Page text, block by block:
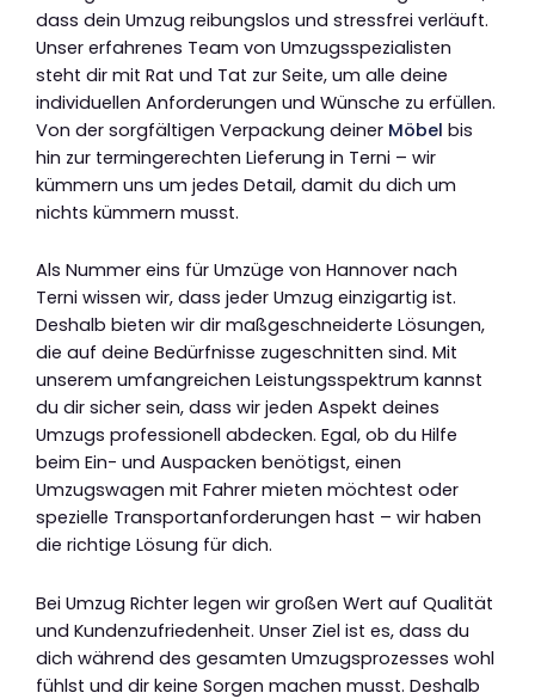
dass dein Umzug reibungslos und stressfrei verläuft.
Unser erfahrenes Team von Umzugsspezialisten
steht dir mit Rat und Tat zur Seite, um alle deine
individuellen Anforderungen und Wünsche zu erfüllen.
Von der sorgfältigen Verpackung deiner Möbel bis
hin zur termingerechten Lieferung in Terni – wir
kümmern uns um jedes Detail, damit du dich um
nichts kümmern musst.
Als Nummer eins für Umzüge von Hannover nach
Terni wissen wir, dass jeder Umzug einzigartig ist.
Deshalb bieten wir dir maßgeschneiderte Lösungen,
die auf deine Bedürfnisse zugeschnitten sind. Mit
unserem umfangreichen Leistungsspektrum kannst
du dir sicher sein, dass wir jeden Aspekt deines
Umzugs professionell abdecken. Egal, ob du Hilfe
beim Ein- und Auspacken benötigst, einen
Umzugswagen mit Fahrer mieten möchtest oder
spezielle Transportanforderungen hast – wir haben
die richtige Lösung für dich.
Bei Umzug Richter legen wir großen Wert auf Qualität
und Kundenzufriedenheit. Unser Ziel ist es, dass du
dich während des gesamten Umzugsprozesses wohl
fühlst und dir keine Sorgen machen musst. Deshalb